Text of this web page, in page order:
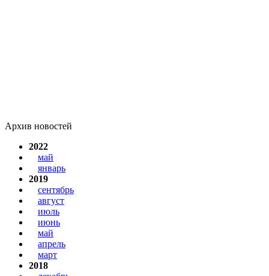
Архив новостей
2022
май
январь
2019
сентябрь
август
июль
июнь
май
апрель
март
2018